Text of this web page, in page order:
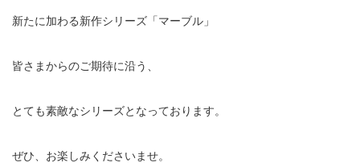
新たに加わる新作シリーズ「マーブル」
皆さまからのご期待に沿う、
とても素敵なシリーズとなっております。
ぜひ、お楽しみくださいませ。